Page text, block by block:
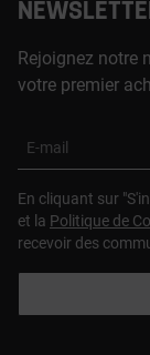
Rejoignez notre
votre premier
E-mail
En cliquant sur
et la Politique de
recevoir des